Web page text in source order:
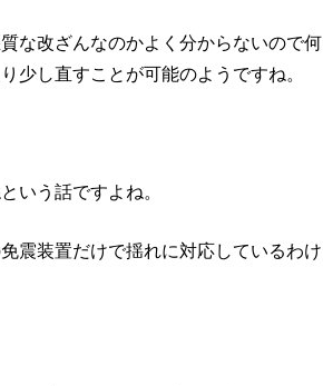
な改ざんなのかよく分からないので何
少し直すことが可能のようですね。
いう話ですよね。
震装置だけで揺れに対応しているわけ